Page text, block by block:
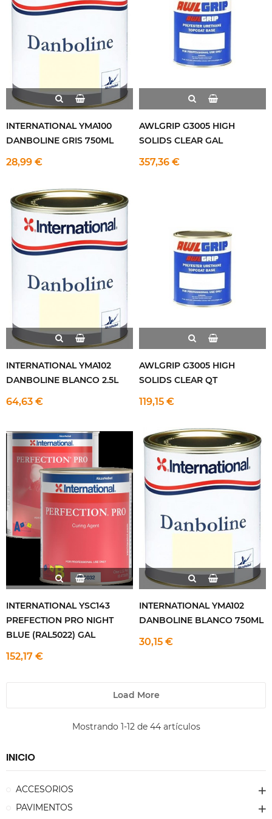
INTERNATIONAL YMA100
DANBOLINE GRIS 750ML
28,99 €
AWLGRIP G3005 HIGH
SOLIDS CLEAR GAL
357,36 €
INTERNATIONAL YMA102
DANBOLINE BLANCO 2.5L
64,63 €
AWLGRIP G3005 HIGH
SOLIDS CLEAR QT
119,15 €
INTERNATIONAL YSC143
PREFECTION PRO NIGHT
BLUE (RAL5022) GAL
152,17 €
INTERNATIONAL YMA102
DANBOLINE BLANCO 750ML
30,15 €
Load More
Mostrando 1-12 de 44 artículos
INICIO
ACCESORIOS
PAVIMENTOS